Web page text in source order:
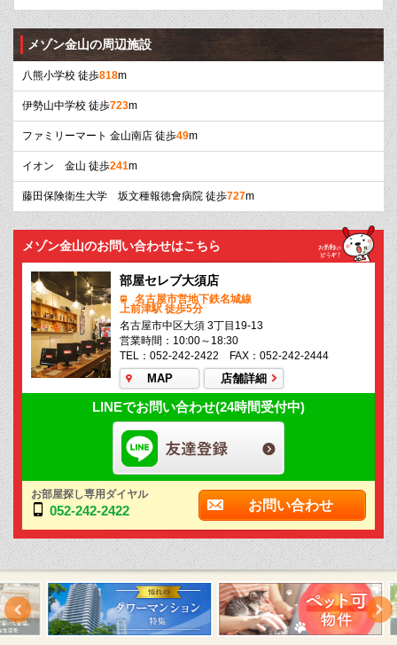
メゾン金山の周辺施設
八熊小学校 徒歩818m
伊勢山中学校 徒歩723m
ファミリーマート 金山南店 徒歩49m
イオン 金山 徒歩241m
藤田保険衛生大学 坂文種報徳會病院 徒歩727m
メゾン金山のお問い合わせはこちら
部屋セレブ大須店
名古屋市営地下鉄名城線
上前津駅 徒歩5分
名古屋市中区大須 3丁目19-13
営業時間：10:00～18:30
TEL：052-242-2422 FAX：052-242-2444
MAP 店舗詳細
LINEでお問い合わせ(24時間受付中)
お部屋探し専用ダイヤル
052-242-2422 お問い合わせ